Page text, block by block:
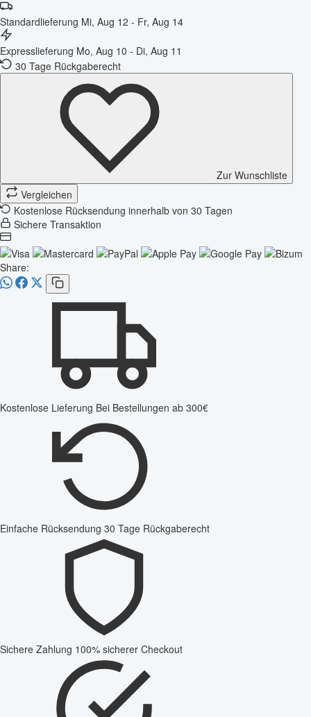
Standardlieferung Mi, Aug 12 - Fr, Aug 14
Expresslieferung Mo, Aug 10 - Di, Aug 11
30 Tage Rückgaberecht
Zur Wunschliste
Vergleichen
Kostenlose Rücksendung innerhalb von 30 Tagen
Sichere Transaktion
Share:
Kostenlose Lieferung Bei Bestellungen ab 300€
Einfache Rücksendung 30 Tage Rückgaberecht
Sichere Zahlung 100% sicherer Checkout